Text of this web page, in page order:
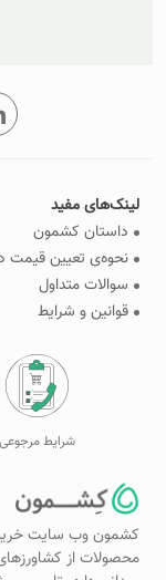
کشمون وب سایت خرید
محصولات از
لینک‌های مفید
داستان کشمون
نحوه‌ی تعیین قیمت
سوالات متداول
قوانین و شرایط
شرایط مرجوعی